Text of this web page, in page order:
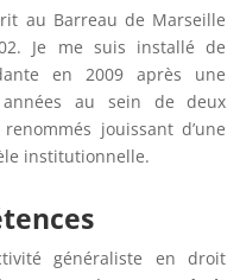
au Barreau de Marseille
Je me suis installé de
en 2009 après une
au sein de deux
jouissant d’une
institutionnelle.
généraliste en droit